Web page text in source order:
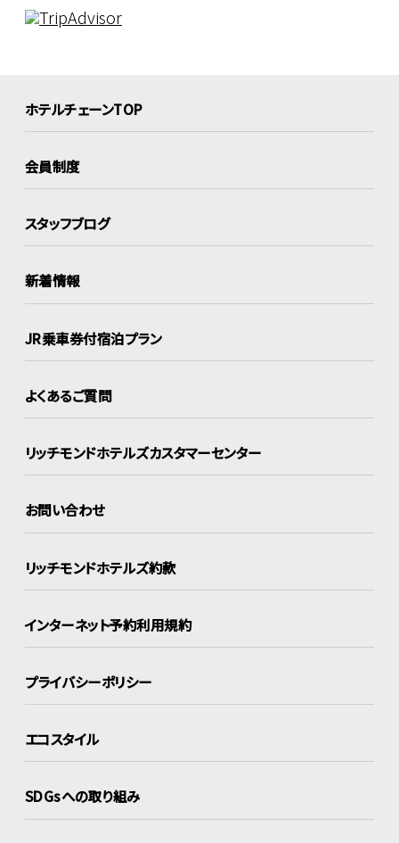
ホテルチェーンTOP
会員制度
スタッフブログ
新着情報
JR乗車券付宿泊プラン
よくあるご質問
リッチモンドホテルズカスタマーセンター
お問い合わせ
リッチモンドホテルズ約款
インターネット予約利用規約
プライバシーポリシー
エコスタイル
SDGsへの取り組み